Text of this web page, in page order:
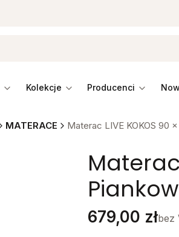
kolekcje producenci
MATERACE Materac LIVE KOKOS 90
Materac
Cena
679,00 złbez